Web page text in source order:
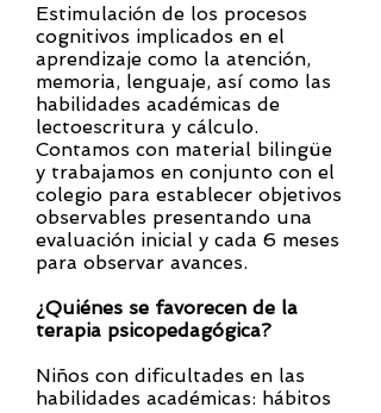
Estimulación de los procesos
cognitivos implicados en el
aprendizaje como la atención,
memoria, lenguaje, así como las
habilidades académicas de
lectoescritura y cálculo.
Contamos con material bilingüe
y trabajamos en conjunto con el
colegio para establecer objetivos
observables presentando una
evaluación inicial y cada 6 meses
para observar avances.
¿Quiénes se favorecen de la
terapia psicopedagógica?
Niños con dificultades en las
habilidades académicas: hábitos